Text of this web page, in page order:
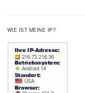
WIE IST MEINE IP?